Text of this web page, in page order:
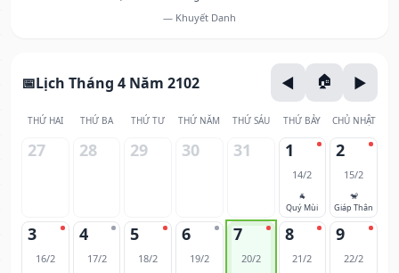
— Khuyết Danh
Lịch Tháng 4 Năm 2102
THỨ HAI THỨ BA THỨ TƯ THỨ NĂM THỨ SÁU THỨ BẢY CHỦ NHẬT
27 28 29 30 31 1
14/2
🐐
Quý Mùi
2
15/2
🐒
Giáp Thân
3
16/2
4
17/2
5
18/2
6
19/2
7
20/2
8
21/2
9
22/2